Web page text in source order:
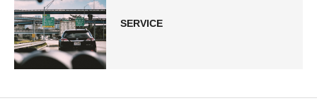
SERVICE